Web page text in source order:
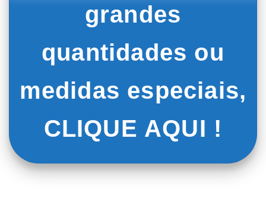
grandes
quantidades ou
medidas especiais,
CLIQUE AQUI !